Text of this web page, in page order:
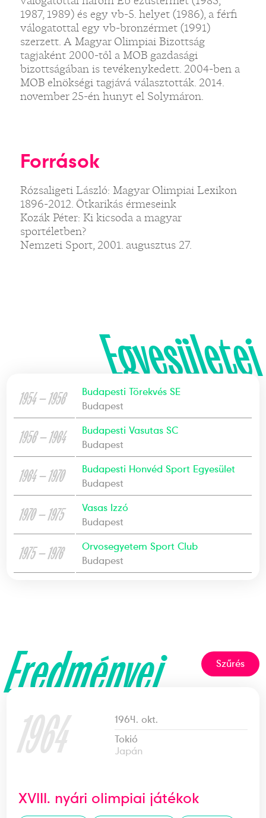
1987, 1989) és egy vb-5. helyet (1986), a férfi
válogatottal egy vb-bronzérmet (1991)
szerzett. A Magyar Olimpiai Bizottság
tagjaként 2000-től a MOB gazdasági
bizottságában is tevékenykedett. 2004-ben a
MOB elnökségi tagjává választották. 2014.
november 25-én hunyt el Solymáron.
Források
Rózsaligeti László: Magyar Olimpiai Lexikon
1896-2012. Ötkarikás érmeseink
Kozák Péter: Ki kicsoda a magyar
sportéletben?
Nemzeti Sport, 2001. augusztus 27.
Egyesületei
1954 — 1956
Budapesti Törekvés SE
Budapest
1956 — 1964
Budapesti Vasutas SC
Budapest
1964 — 1970
Budapesti Honvéd Sport Egyesület
Budapest
1970 — 1975
Vasas Izzó
Budapest
1975 — 1976
Orvosegyetem Sport Club
Budapest
Eredményei Szűrés
1964
1964. okt.
Tokió
Japán
XVIII. nyári olimpiai játékok